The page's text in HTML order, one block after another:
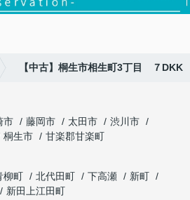
【中古】桐生市相生町3丁目 ７DKK
市 藤岡市 太田市
渋川市
桐生市
甘楽郡甘楽町
柳町 北代田町 下高瀬
新町
新田上江田町